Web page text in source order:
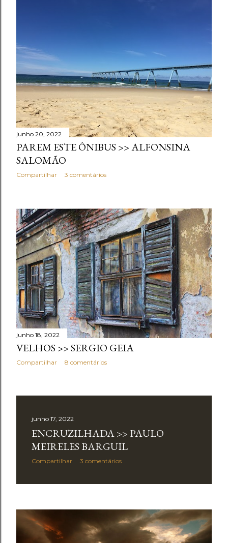
junho 20, 2022
PAREM ESTE ÔNIBUS >> ALFONSINA
SALOMÃO
Compartilhar 3 comentários
junho 18, 2022
VELHOS >> SERGIO GEIA
Compartilhar 8 comentários
junho 17, 2022
ENCRUZILHADA >> PAULO
MEIRELES BARGUIL
Compartilhar 3 comentários